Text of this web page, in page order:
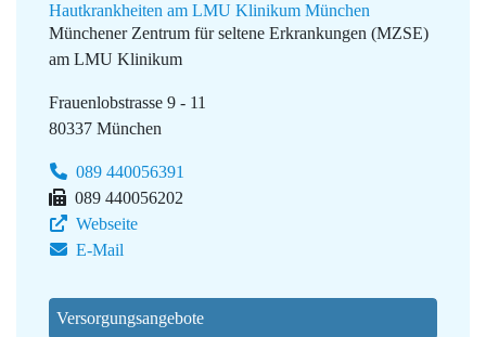
Hautkrankheiten am LMU Klinikum München
Münchener Zentrum für seltene Erkrankungen (MZSE)
am LMU Klinikum
Frauenlobstrasse 9 - 11
80337 München
089 440056391
089 440056202
Webseite
E-Mail
Versorgungsangebote